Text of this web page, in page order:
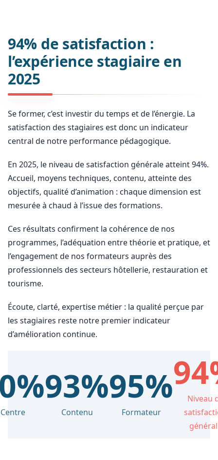
94% de satisfaction :
l’expérience stagiaire en
2025
Se former, c’est investir du temps et de l’énergie. La
satisfaction des stagiaires est donc un indicateur
central de notre performance pédagogique.
En 2025, le niveau de satisfaction générale atteint 94%.
Accueil, moyens techniques, contenu, atteinte des
objectifs, qualité d’animation : chaque dimension est
mesurée à chaud à l’issue des formations.
Ces résultats confirment la cohérence de nos
programmes, l’adéquation entre théorie et pratique, et
l’engagement de nos formateurs auprès des
professionnels des secteurs hôtellerie, restauration et
tourisme.
Écoute, clarté, expertise métier : la qualité perçue par
les stagiaires reste notre premier indicateur
d’amélioration continue.
Centre
93%
Contenu
95%
Formateur
Niveau